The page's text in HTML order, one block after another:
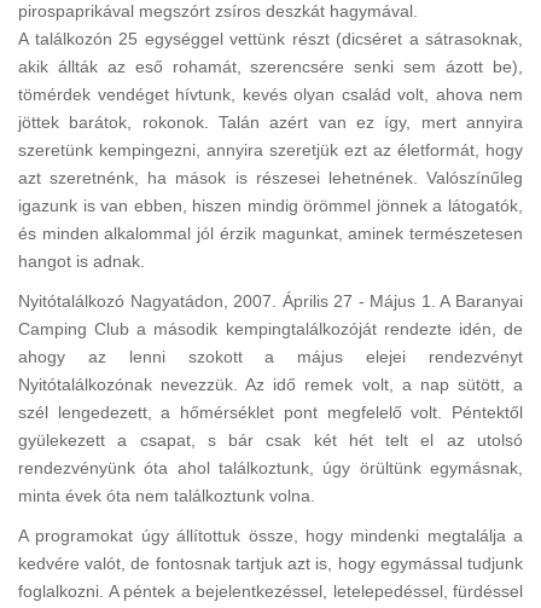
pirospaprikával megszórt zsíros deszkát hagymával.
A találkozón 25 egységgel vettünk részt (dicséret a sátrasoknak,
akik állták az eső rohamát, szerencsére senki sem ázott be),
tömérdek vendéget hívtunk, kevés olyan család volt, ahova nem
jöttek barátok, rokonok. Talán azért van ez így, mert annyira
szeretünk kempingezni, annyira szeretjük ezt az életformát, hogy
azt szeretnénk, ha mások is részesei lehetnének. Valószínűleg
igazunk is van ebben, hiszen mindig örömmel jönnek a látogatók,
és minden alkalommal jól érzik magunkat, aminek természetesen
hangot is adnak.
Nyitótalálkozó Nagyatádon, 2007. Április 27 - Május 1. A Baranyai
Camping Club a második kempingtalálkozóját rendezte idén, de
ahogy az lenni szokott a május elejei rendezvényt
Nyitótalálkozónak nevezzük. Az idő remek volt, a nap sütött, a
szél lengedezett, a hőmérséklet pont megfelelő volt. Péntektől
gyülekezett a csapat, s bár csak két hét telt el az utolsó
rendezvényünk óta ahol találkoztunk, úgy örültünk egymásnak,
minta évek óta nem találkoztunk volna.
A programokat úgy állítottuk össze, hogy mindenki megtalálja a
kedvére valót, de fontosnak tartjuk azt is, hogy egymással tudjunk
foglalkozni. A péntek a bejelentkezéssel, letelepedéssel, fürdéssel